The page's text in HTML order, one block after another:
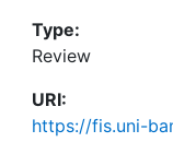
Type:
Review
URI:
https://fis.uni-